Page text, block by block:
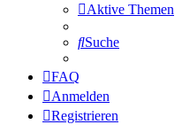
Aktive Themen
Suche
FAQ
Anmelden
Registrieren